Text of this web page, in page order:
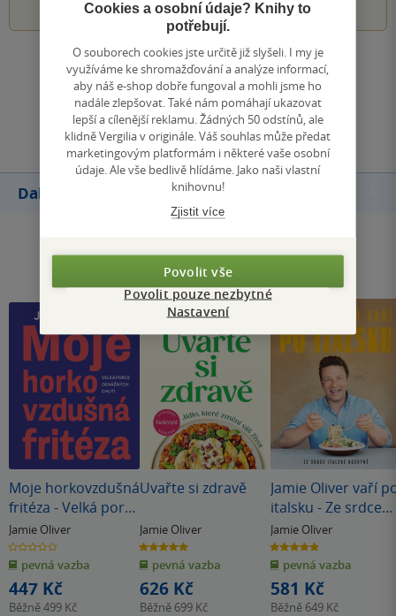
Zobrazit všechna hodnocení
Přidat hodnocení
Další knihy autora
Moje horkovzdušná
fritéza - Velká porce
odvážných chutí
Jamie Oliver
0.0
z
5
hvězdiček
pevná vazba
447 Kč
Běžně499 Kč
Uvařte si zdravě
Jamie Oliver
5.0
z
5
hvězdiček
pevná vazba
626 Kč
Běžně 699 Kč
Jamie Oliver vaří
italsku - Ze srdce
italské kuchyně
Jamie Oliver
4.9
z
5
hvězdiček
pevná vazba
581 Kč
Běžně 649 Kč
Cookies a osobní údaje? Knihy to
potřebují.
O souborech cookies jste určitě již slyšeli. I my je
využíváme ke shromažďování a analýze informací,
aby náš e-shop dobře fungoval a mohli jsme ho
nadále zlepšovat. Také nám pomáhají ukazovat
lepší a cílenější reklamu. Žádných 50 odstínů, ale
klidně Vergilia v originále. Váš souhlas může předat
marketingovým platformám i některé vaše osobní
údaje. Ale vše bedlivě hlídáme. Jako naši vlastní
knihovnu!
Zjistit více
Povolit vše
Povolit pouze nezbytné
Nastavení